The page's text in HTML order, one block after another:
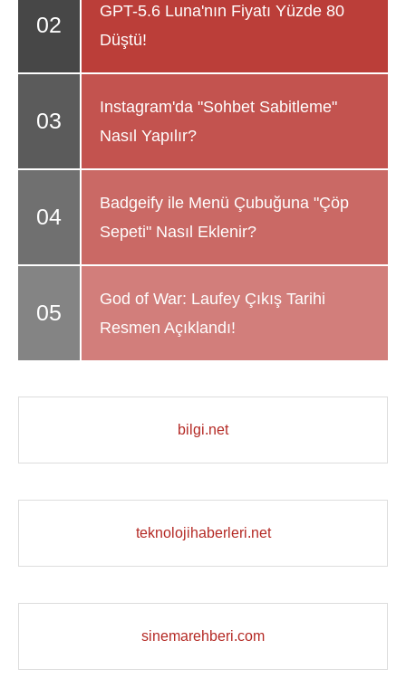
GPT-5.6 Luna'nın Fiyatı Yüzde 80
Düştü!
Instagram'da "Sohbet Sabitleme"
Nasıl Yapılır?
Badgeify ile Menü Çubuğuna "Çöp
Sepeti" Nasıl Eklenir?
God of War: Laufey Çıkış Tarihi
Resmen Açıklandı!
bilgi.net
teknolojihaberleri.net
sinemarehberi.com